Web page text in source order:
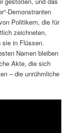
Demonstranten
Politikern, die für
zeichneten,
sie in Flüssen.
Namen bleiben
Akte, die sich
– die unrühmliche